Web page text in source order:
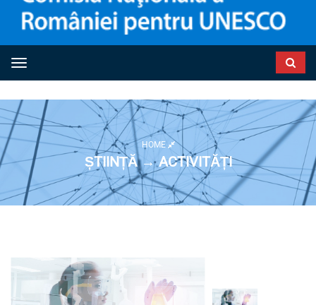
Toggle navigation
HOME
ȘTIINȚĂ → ACTIVITĂȚI